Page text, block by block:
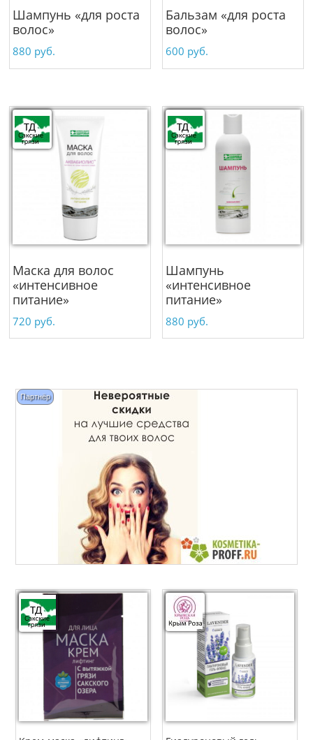
Шампунь «для роста
волос»
880 руб.
Бальзам «для роста
волос»
600 руб.
Маска для волос
«интенсивное
питание»
720 руб.
Шампунь
«интенсивное
питание»
880 руб.
Партнёр